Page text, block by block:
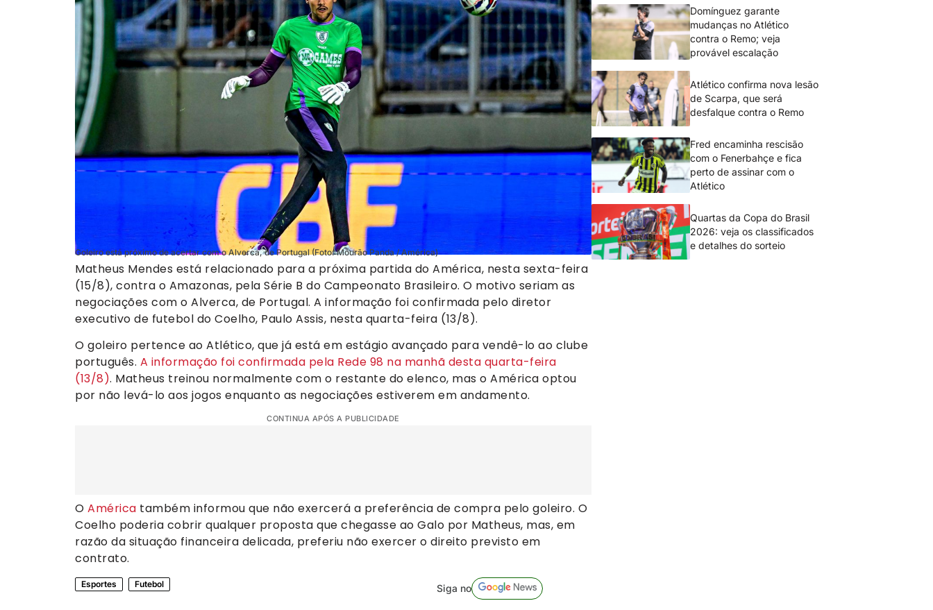
Goleiro está próximo de acertar com o Alverca, de Portugal (Foto: Mourão Panda / América)
Matheus Mendes está relacionado para a próxima partida do América, nesta sexta-feira
(15/8), contra o Amazonas, pela Série B do Campeonato Brasileiro. O motivo seriam as
negociações com o Alverca, de Portugal. A informação foi confirmada pelo diretor
executivo de futebol do Coelho, Paulo Assis, nesta quarta-feira (13/8).
O goleiro pertence ao Atlético, que já está em estágio avançado para vendê-lo ao clube
português. A informação foi confirmada pela Rede 98 na manhã desta quarta-feira
(13/8). Matheus treinou normalmente com o restante do elenco, mas o América optou
por não levá-lo aos jogos enquanto as negociações estiverem em andamento.
CONTINUA APÓS A PUBLICIDADE
O América também informou que não exercerá a preferência de compra pelo goleiro. O
Coelho poderia cobrir qualquer proposta que chegasse ao Galo por Matheus, mas, em
razão da situação financeira delicada, preferiu não exercer o direito previsto em
contrato.
Esportes Futebol Siga no
Domínguez garante
mudanças no Atlético
contra o Remo; veja
provável escalação
Atlético confirma nova lesão
de Scarpa, que será
desfalque contra o Remo
Fred encaminha rescisão
com o Fenerbahçe e fica
perto de assinar com o
Atlético
Quartas da Copa do Brasil
2026: veja os classificados
e detalhes do sorteio